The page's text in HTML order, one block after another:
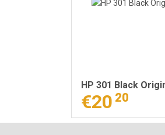
HP 301 Black
€20 20